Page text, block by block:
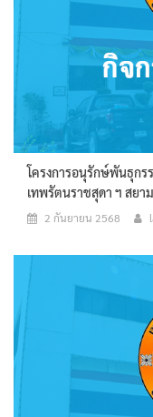
โครงการอนุรักษ์พันธุกร
เทพรัตนราชสุดา ฯ สยา
2 กันยายน 2568